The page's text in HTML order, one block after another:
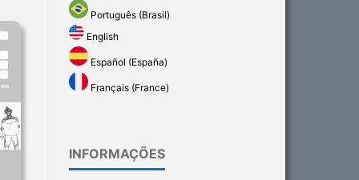
Português (Brasil)
English
Español (España)
Français (France)
INFORMAÇÕES